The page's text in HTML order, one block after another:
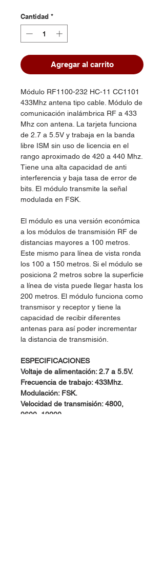
Cantidad *
Agregar al carrito
Módulo RF1100-232 HC-11 CC1101
433Mhz antena tipo cable. Módulo de
comunicación inalámbrica RF a 433
Mhz con antena. La tarjeta funciona
de 2.7 a 5.5V y trabaja en la banda
libre ISM sin uso de licencia en el
rango aproximado de 420 a 440 Mhz.
Tiene una alta capacidad de anti
interferencia y baja tasa de error de
bits. El módulo transmite la señal
modulada en FSK.
El módulo es una versión económica
a los módulos de transmisión RF de
distancias mayores a 100 metros.
Este mismo para línea de vista ronda
los 100 a 150 metros. Si el módulo se
posiciona 2 metros sobre la superficie
a línea de vista puede llegar hasta los
200 metros. El módulo funciona como
transmisor y receptor y tiene la
capacidad de recibir diferentes
antenas para así poder incrementar
la distancia de transmisión.
ESPECIFICACIONES
Voltaje de alimentación: 2.7 a 5.5V.
Frecuencia de trabajo: 433Mhz.
Modulación: FSK.
Velocidad de transmisión: 4800,
9600, 19200.